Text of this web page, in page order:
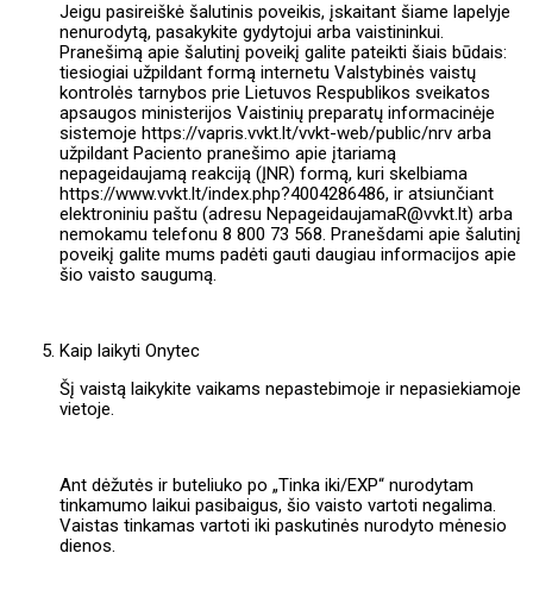
Jeigu pasireiškė šalutinis poveikis, įskaitant šiame lapelyje
nenurodytą, pasakykite gydytojui arba vaistininkui.
Pranešimą apie šalutinį poveikį galite pateikti šiais būdais:
tiesiogiai užpildant formą internetu Valstybinės vaistų
kontrolės tarnybos prie Lietuvos Respublikos sveikatos
apsaugos ministerijos Vaistinių preparatų informacinėje
sistemoje https://vapris.vvkt.lt/vvkt-web/public/nrv arba
užpildant Paciento pranešimo apie įtariamą
nepageidaujamą reakciją (ĮNR) formą, kuri skelbiama
https://www.vvkt.lt/index.php?4004286486, ir atsiunčiant
elektroniniu paštu (adresu NepageidaujamaR@vvkt.lt) arba
nemokamu telefonu 8 800 73 568. Pranešdami apie šalutinį
poveikį galite mums padėti gauti daugiau informacijos apie
šio vaisto saugumą.
Kaip laikyti Onytec
Šį vaistą laikykite vaikams nepastebimoje ir nepasiekiamoje
vietoje.
Ant dėžutės ir buteliuko po „Tinka iki/EXP“ nurodytam
tinkamumo laikui pasibaigus, šio vaisto vartoti negalima.
Vaistas tinkamas vartoti iki paskutinės nurodyto mėnesio
dienos.